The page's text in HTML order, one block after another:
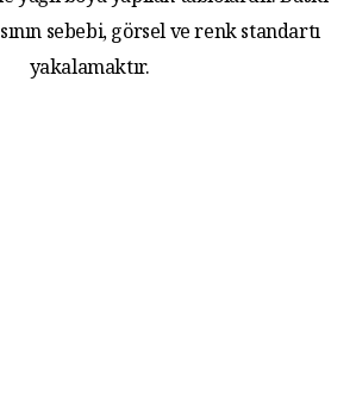
sebebi, görsel ve renk standartı
yakalamaktır.